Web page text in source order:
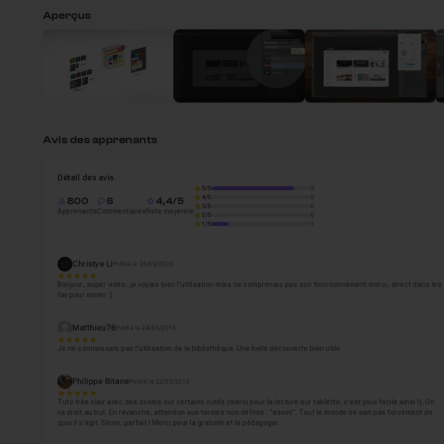
Leçon 2 La fenêtre bibliothèque
Cas pratique : d'Illustrator à Photoshop
Aperçus
Avis des apprenants
Détail des avis
800
Apprenants
6
Commentaires
4,4/5
Note moyenne
5/5
5
4/5
0
3/5
0
2/5
0
1/5
1
Christye Li Publié le 26/06/2023
5
Bonjour, super vidéo...je voyais bien l'utilisation mais ne comprenais pas son fonctionnement merci, direct dans les
fav pour memo :)
Matthieu76Publié le 24/03/2016
5
Je ne connaissais pas l'utilisation de la bibliothèque. Une belle découverte bien utile.
Philippe Bitane Publié le 22/02/2015
5
Tuto très clair avec des zooms sur certains outils (merci pour la lecture sur tablette, c'est plus facile ainsi !). On
va droit au but. En revanche, attention aux termes non définis : "asset". Tout le monde ne sait pas forcément de
quoi il s'agit. Sinon, parfait ! Merci pour la gratuité et la pédagogie.